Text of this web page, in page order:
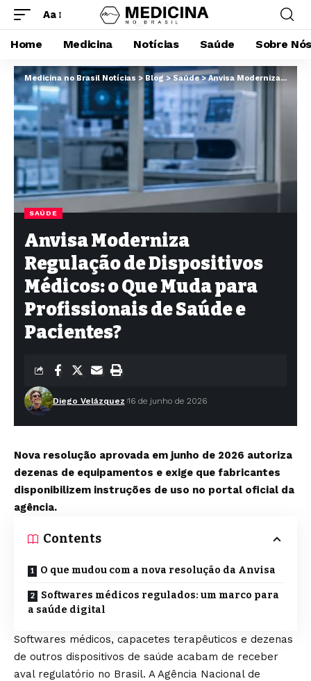
Aa
Home Medicina Notícias Saúde Sobre
Medicina no Brasil Notícias >Blog>Saúde>Anvisa Moderniza Regulação de Dispositivos Médicos: o Que Muda para Profissionais de Saúde e Pacientes?
SAÚDE
Anvisa Moderniza
Regulação de Dispositivos
Médicos: o Que Muda para
Profissionais de Saúde e
Pacientes?
Diego Velázquez 16 de junho de 2026
Nova resolução aprovada em junho de 2026 autoriza
dezenas de equipamentos e exige que fabricantes
disponibilizem instruções de uso no portal oficial da
agência.
Contents
O que mudou com a nova resolução da Anvisa
Softwares médicos regulados: um marco para
a saúde digital
Softwares médicos, capacetes terapêuticos e dezenas
de outros dispositivos de saúde acabam de receber
aval regulatório no Brasil. A Agência Nacional de